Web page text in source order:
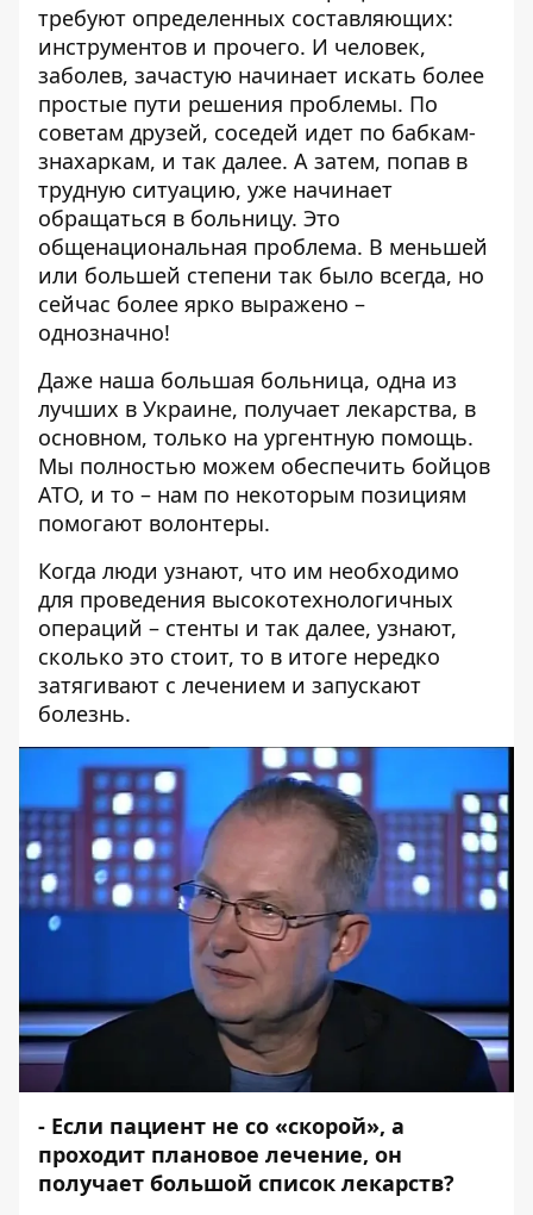
требуют определенных составляющих:
инструментов и прочего. И человек,
заболев, зачастую начинает искать более
простые пути решения проблемы. По
советам друзей, соседей идет по бабкам-
знахаркам, и так далее. А затем, попав в
трудную ситуацию, уже начинает
обращаться в больницу. Это
общенациональная проблема. В меньшей
или большей степени так было всегда, но
сейчас более ярко выражено –
однозначно!
Даже наша большая больница, одна из
лучших в Украине, получает лекарства, в
основном, только на ургентную помощь.
Мы полностью можем обеспечить бойцов
АТО, и то – нам по некоторым позициям
помогают волонтеры.
Когда люди узнают, что им необходимо
для проведения высокотехнологичных
операций – стенты и так далее, узнают,
сколько это стоит, то в итоге нередко
затягивают с лечением и запускают
болезнь.
- Если пациент не со «скорой», а
проходит плановое лечение, он
получает большой список лекарств?